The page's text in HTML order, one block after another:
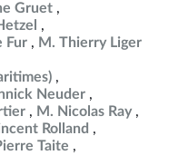
Gruet
Fur
M. Thierry Liger
Neuder
M. Nicolas Ray
Rolland
Taite